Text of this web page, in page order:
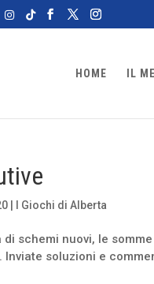
HOME IL
I Giochi di Alberta
schemi nuovi, le
Inviate soluzioni e